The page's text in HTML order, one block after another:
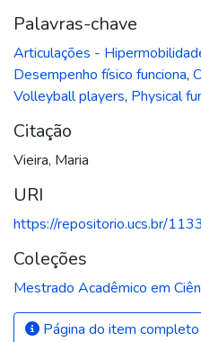
Palavras-chave
Articulações -
Desempenho físico funciona,
Volleyball players, Physical
Citação
Vieira, Maria
URI
https://repositorio.ucs.br/
Coleções
Mestrado Acadêmico em
Página do item completo